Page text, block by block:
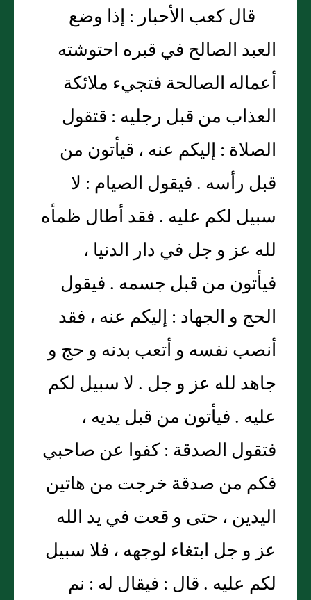
قال كعب الأحبار : إذا وضع
العبد الصالح في قبره احتوشته
أعماله الصالحة فتجيء ملائكة
العذاب من قبل رجليه : قتقول
الصلاة : إليكم عنه ، قيأتون من
قبل رأسه . فيقول الصيام : لا
سبيل لكم عليه . فقد أطال ظمأه
لله عز و جل في دار الدنيا ،
فيأتون من قبل جسمه . فيقول
الحج و الجهاد : إليكم عنه ، فقد
أنصب نفسه و أتعب بدنه و حج و
جاهد لله عز و جل . لا سبيل لكم
عليه . فيأتون من قبل يديه ،
فتقول الصدقة : كفوا عن صاحبي
فكم من صدقة خرجت من هاتين
اليدين ، حتى و قعت في يد الله
عز و جل ابتغاء لوجهه ، فلا سبيل
لكم عليه . قال : فيقال له : نم